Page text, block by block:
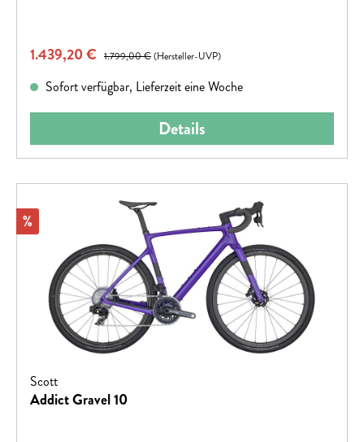
Verkaufspreis:
1.439,20 € Regulärer Preis:
1.799,00 €(Hersteller-UVP)
Sofort verfügbar, Lieferzeit eine Woche
Details
Rabatt
%
Scott
Addict Gravel 10